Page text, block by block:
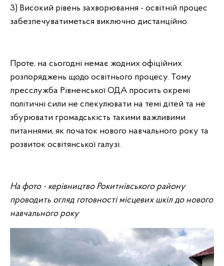
3) Високий рівень захворювання - освітній процес
забезпечуватиметься виключно дистанційно.
Проте, на сьогодні немає жодних офіційних
розпоряджень щодо освітнього процесу. Тому
пресслужба Рівненської ОДА просить окремі
політичні сили не спекулювати на темі дітей та не
збурювати громадськість такими важливими
питаннями, як початок нового навчального року та
розвиток освітянської галузі.
На фото - керівництво Рокитнівського району
проводить огляд готовності місцевих шкіл до нового
навчального року